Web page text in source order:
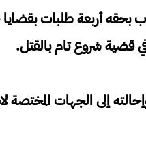
في قضية شروع تام بالقتل.
إلى الجهات المختصة